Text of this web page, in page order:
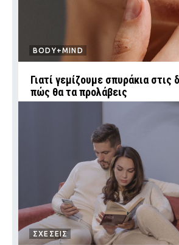
BODY+MIND
Γιατί γεμίζουμε σπυράκια στις
πώς θα τα προλάβεις
ΣΧΕΣΕΙΣ